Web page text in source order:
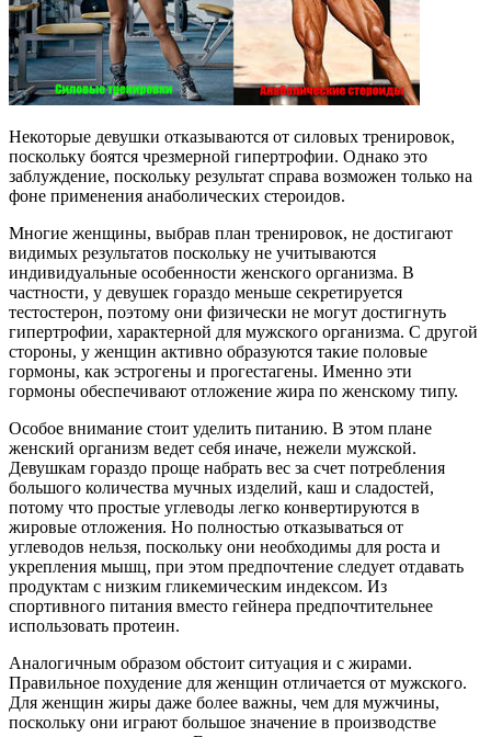
Некоторые девушки отказываются от силовых тренировок,
поскольку боятся чрезмерной гипертрофии. Однако это
заблуждение, поскольку результат справа возможен только на
фоне применения анаболических стероидов.
Многие женщины, выбрав план тренировок, не достигают
видимых результатов поскольку не учитываются
индивидуальные особенности женского организма. В
частности, у девушек гораздо меньше секретируется
тестостерон, поэтому они физически не могут достигнуть
гипертрофии, характерной для мужского организма. С другой
стороны, у женщин активно образуются такие половые
гормоны, как эстрогены и прогестагены. Именно эти
гормоны обеспечивают отложение жира по женскому типу.
Особое внимание стоит уделить питанию. В этом плане
женский организм ведет себя иначе, нежели мужской.
Девушкам гораздо проще набрать вес за счет потребления
большого количества мучных изделий, каш и сладостей,
потому что простые углеводы легко конвертируются в
жировые отложения. Но полностью отказываться от
углеводов нельзя, поскольку они необходимы для роста и
укрепления мышц, при этом предпочтение следует отдавать
продуктам с низким гликемическим индексом. Из
спортивного питания вместо гейнера предпочтительнее
использовать протеин.
Аналогичным образом обстоит ситуация и с жирами.
Правильное похудение для женщин отличается от мужского.
Для женщин жиры даже более важны, чем для мужчины,
поскольку они играют большое значение в производстве